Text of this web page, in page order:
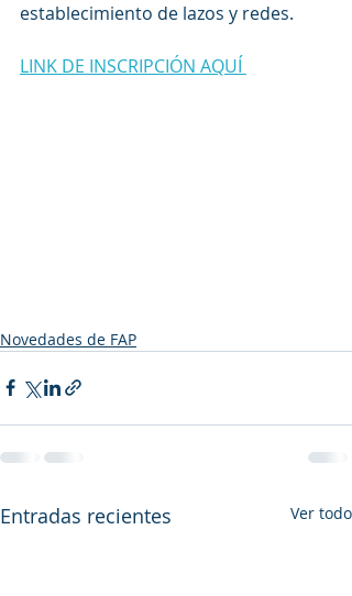
establecimiento de lazos y redes.
LINK DE INSCRIPCIÓN AQUÍ
Novedades de FAP
Entradas recientes Ver todo